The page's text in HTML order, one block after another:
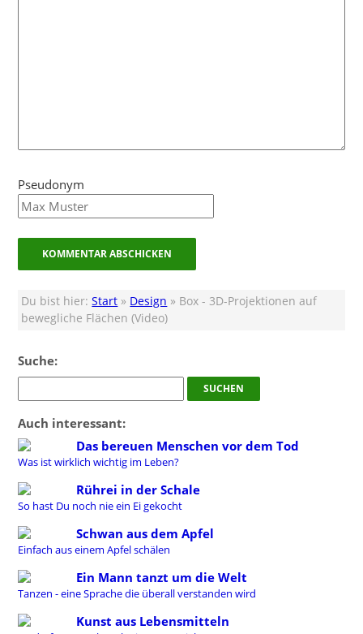
Pseudonym
Du bist hier:Start » Design » Box - 3D-Projektionen auf
bewegliche Flächen (Video)
Suche:
Auch interessant:
Das bereuen Menschen vor dem Tod
Was ist wirklich wichtig im Leben?
Rührei in der Schale
So hast Du noch nie ein Ei gekocht
Schwan aus dem Apfel
Einfach aus einem Apfel schälen
Ein Mann tanzt um die Welt
Tanzen - eine Sprache die überall verstanden wird
Kunst aus Lebensmitteln